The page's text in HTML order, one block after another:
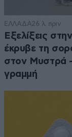
ΕΛΛΑΔΑ26 λ. πριν
Εξελίξεις
έκρυβε τη
στον Μυστρά
γραμμή